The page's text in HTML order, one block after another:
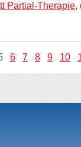
Partial-Therapie,
6 7 8 9 10